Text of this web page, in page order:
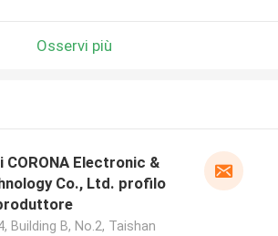
Osservi più
CORONA Electronic &
Co., Ltd. profilo
Building B, No.2, Taishan